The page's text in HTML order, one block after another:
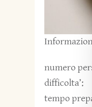
numero
difficolta’:
tempo